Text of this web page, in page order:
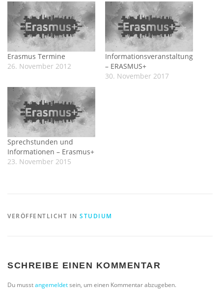
Erasmus Termine
26. November 2012
Informationsveranstaltung
– ERASMUS+
30. November 2017
Sprechstunden und
Informationen – Erasmus+
23. November 2015
VERÖFFENTLICHT IN STUDIUM
SCHREIBE EINEN KOMMENTAR
Du musstangemeldetsein, um einen Kommentar abzugeben.